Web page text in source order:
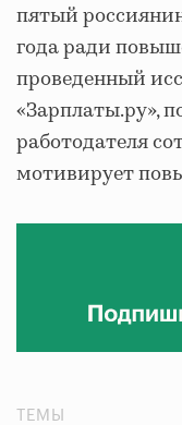
пятый
года ради
проведенный
«Зарплаты.ру»,
работодателя
мотивирует
ТЕМЫ